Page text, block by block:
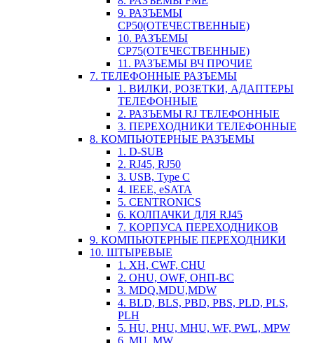
9. РАЗЪЕМЫ
СР50(ОТЕЧЕСТВЕННЫЕ)
10. РАЗЪЕМЫ
СР75(ОТЕЧЕСТВЕННЫЕ)
11. РАЗЪЕМЫ ВЧ ПРОЧИЕ
7. ТЕЛЕФОННЫЕ РАЗЪЕМЫ
1. ВИЛКИ, РОЗЕТКИ, АДАПТЕРЫ
ТЕЛЕФОННЫЕ
2. РАЗЪЕМЫ RJ ТЕЛЕФОННЫЕ
3. ПЕРЕХОДНИКИ ТЕЛЕФОННЫЕ
8. КОМПЬЮТЕРНЫЕ РАЗЪЕМЫ
1. D-SUB
2. RJ45, RJ50
3. USB, Type C
4. IEEE, eSATA
5. CENTRONICS
6. КОЛПАЧКИ ДЛЯ RJ45
7. КОРПУСА ПЕРЕХОДНИКОВ
9. КОМПЬЮТЕРНЫЕ ПЕРЕХОДНИКИ
10. ШТЫРЕВЫЕ
1. XH, CWF, CHU
2. OHU, OWF, ОНП-ВС
3. MDQ,MDU,MDW
4. BLD, BLS, PBD, PBS, PLD, PLS,
PLH
5. HU, PHU, MHU, WF, PWL, MPW
6. MU, MW